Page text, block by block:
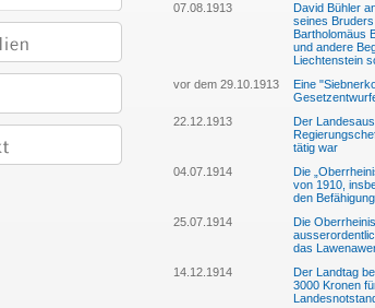
07.08.1913
David Bühler
seines
Bartholomäus
und andere
Liechtenstein
vor dem 29.10.1913
Eine
22.12.1913
Der
tätig war
04.07.1914
Die
von 1910,
den
25.07.1914
Die
das
14.12.1914
Der Landtag
3000 Kronen